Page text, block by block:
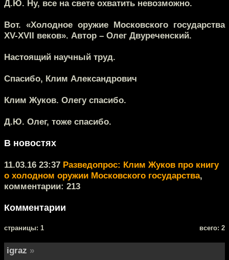
Д.Ю. Ну, все на свете охватить невозможно.
Вот. «Холодное оружие Московского государства
XV-XVII веков». Автор – Олег Двуреченский.
Настоящий научный труд.
Спасибо, Клим Александрович
Клим Жуков. Олегу спасибо.
Д.Ю. Олег, тоже спасибо.
В новостях
11.03.16 23:37 Разведопрос: Клим Жуков про книгу
о холодном оружии Московского государства,
комментарии: 213
Комментарии
cтраницы: 1 всего: 2
igraz »